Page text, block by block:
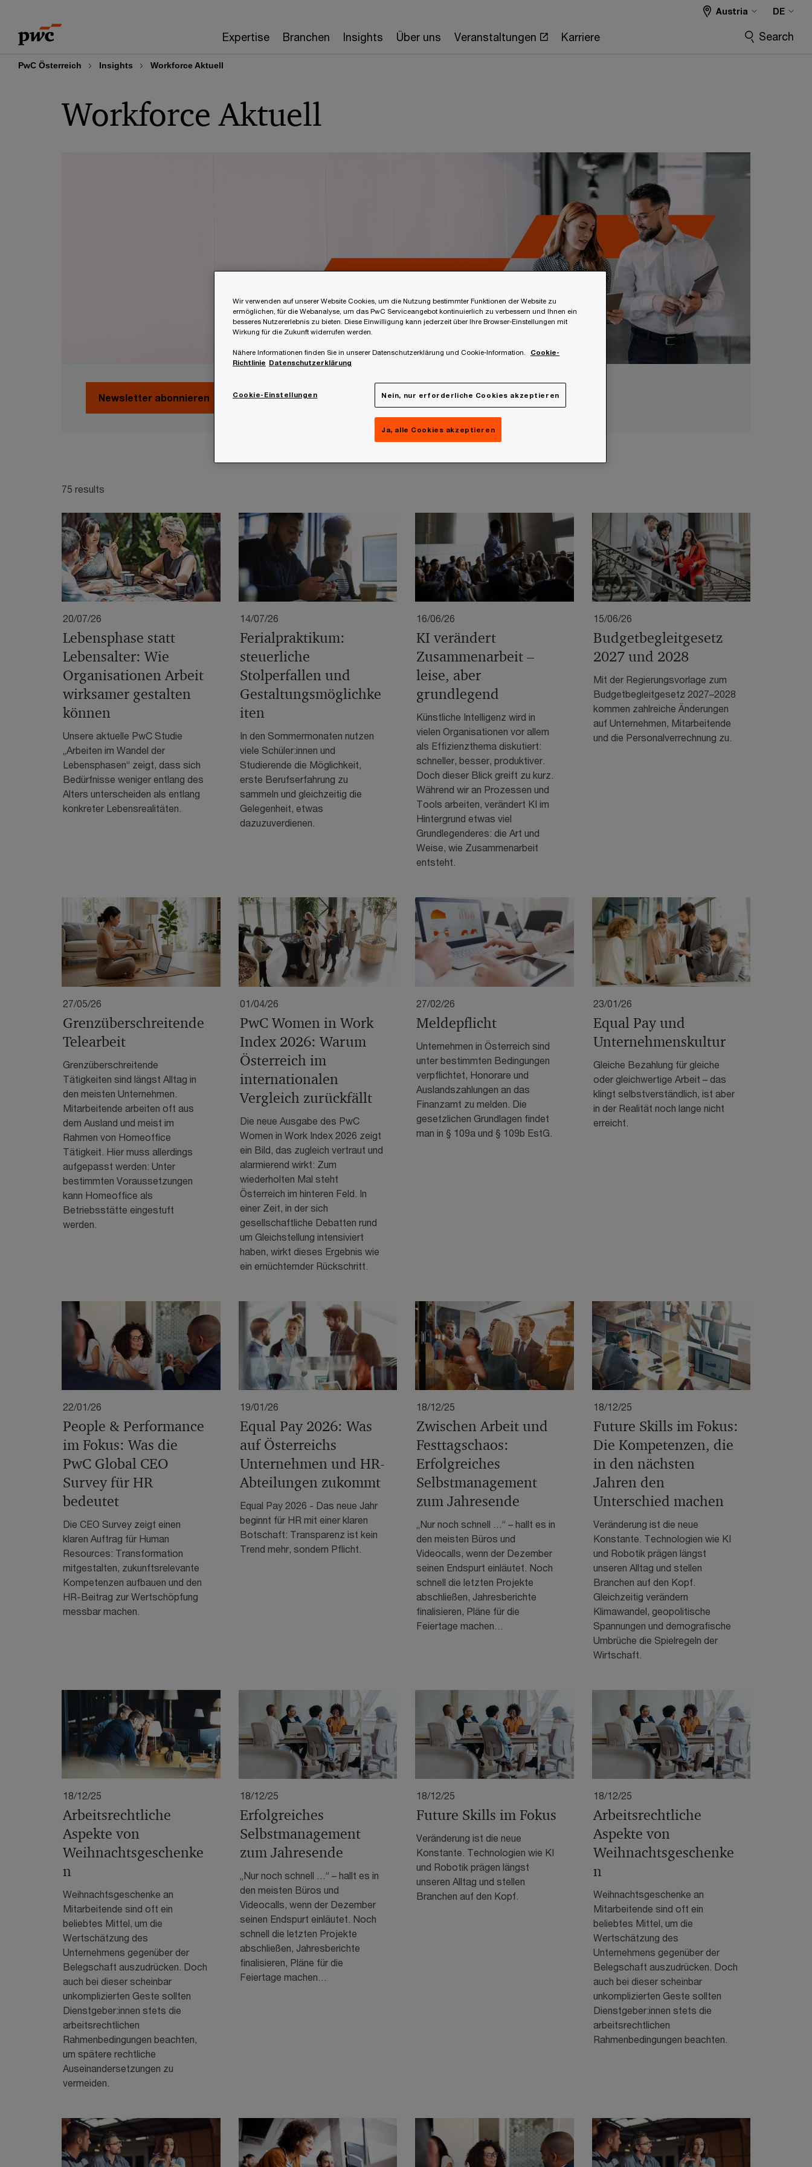
content
footer
Expertise Branchen Insights Über uns Veranstaltungen Karriere
Austria DE
Search
PwC Österreich Insights Workforce Aktuell
Workforce Aktuell
Newsletter abonnieren
75 results
20/07/26
Lebensphase statt
Lebensalter: Wie
Organisationen Arbeit
wirksamer gestalten
können
Unsere aktuelle PwC Studie
„Arbeiten im Wandel der
Lebensphasen“ zeigt, dass sich
Bedürfnisse weniger entlang des
Alters unterscheiden als entlang
konkreter Lebensrealitäten.
14/07/26
Ferialpraktikum:
steuerliche
Stolperfallen und
Gestaltungsmöglichke
iten
In den Sommermonaten nutzen
viele Schüler:innen und
Studierende die Möglichkeit,
erste Berufserfahrung zu
sammeln und gleichzeitig die
Gelegenheit, etwas
dazuzuverdienen.
16/06/26
KI verändert
Zusammenarbeit –
leise, aber
grundlegend
Künstliche Intelligenz wird in
vielen Organisationen vor allem
als Effizienzthema diskutiert:
schneller, besser, produktiver.
Doch dieser Blick greift zu kurz.
Während wir an Prozessen und
Tools arbeiten, verändert KI im
Hintergrund etwas viel
Grundlegenderes: die Art und
Weise, wie Zusammenarbeit
entsteht.
15/06/26
Budgetbegleitgesetz
2027 und 2028
Mit der Regierungsvorlage zum
Budgetbegleitgesetz 2027–2028
kommen zahlreiche Änderungen
auf Unternehmen, Mitarbeitende
und die Personalverrechnung zu.
27/05/26
Grenzüberschreitende
Telearbeit
Grenzüberschreitende
Tätigkeiten sind längst Alltag in
den meisten Unternehmen.
Mitarbeitende arbeiten oft aus
dem Ausland und meist im
Rahmen von Homeoffice
Tätigkeit. Hier muss allerdings
aufgepasst werden: Unter
bestimmten Voraussetzungen
kann Homeoffice als
Betriebsstätte eingestuft
werden.
01/04/26
PwC Women in Work
Index 2026: Warum
Österreich im
internationalen
Vergleich zurückfällt
Die neue Ausgabe des PwC
Women in Work Index 2026 zeigt
ein Bild, das zugleich vertraut und
alarmierend wirkt: Zum
wiederholten Mal steht
Österreich im hinteren Feld. In
einer Zeit, in der sich
gesellschaftliche Debatten rund
um Gleichstellung intensiviert
haben, wirkt dieses Ergebnis wie
ein ernüchternder Rückschritt.
27/02/26
Meldepflicht
Unternehmen in Österreich sind
unter bestimmten Bedingungen
verpflichtet, Honorare und
Auslandszahlungen an das
Finanzamt zu melden. Die
gesetzlichen Grundlagen findet
man in § 109a und § 109b EstG.
23/01/26
Equal Pay und
Unternehmenskultur
Gleiche Bezahlung für gleiche
oder gleichwertige Arbeit – das
klingt selbstverständlich, ist aber
in der Realität noch lange nicht
erreicht.
22/01/26
People & Performance
im Fokus: Was die
PwC Global CEO
Survey für HR
bedeutet
Die CEO Survey zeigt einen
klaren Auftrag für Human
Resources: Transformation
mitgestalten, zukunftsrelevante
Kompetenzen aufbauen und den
HR-Beitrag zur Wertschöpfung
messbar machen.
19/01/26
Equal Pay 2026: Was
auf Österreichs
Unternehmen und HR-
Abteilungen zukommt
Equal Pay 2026 - Das neue Jahr
beginnt für HR mit einer klaren
Botschaft: Transparenz ist kein
Trend mehr, sondern Pflicht.
18/12/25
Zwischen Arbeit und
Festtagschaos:
Erfolgreiches
Selbstmanagement
zum Jahresende
„Nur noch schnell …“ – hallt es in
den meisten Büros und
Videocalls, wenn der Dezember
seinen Endspurt einläutet. Noch
schnell die letzten Projekte
abschließen, Jahresberichte
finalisieren, Pläne für die
Feiertage machen…
18/12/25
Future Skills im Fokus:
Die Kompetenzen, die
in den nächsten
Jahren den
Unterschied machen
Veränderung ist die neue
Konstante. Technologien wie KI
und Robotik prägen längst
unseren Alltag und stellen
Branchen auf den Kopf.
Gleichzeitig verändern
Klimawandel, geopolitische
Spannungen und demografische
Umbrüche die Spielregeln der
Wirtschaft.
18/12/25
Arbeitsrechtliche
Aspekte von
Weihnachtsgeschenke
n
Weihnachtsgeschenke an
Mitarbeitende sind oft ein
beliebtes Mittel, um die
Wertschätzung des
Unternehmens gegenüber der
Belegschaft auszudrücken. Doch
auch bei dieser scheinbar
unkomplizierten Geste sollten
Dienstgeber:innen stets die
arbeitsrechtlichen
Rahmenbedingungen beachten,
um spätere rechtliche
Auseinandersetzungen zu
vermeiden.
18/12/25
Erfolgreiches
Selbstmanagement
zum Jahresende
„Nur noch schnell …“ – hallt es in
den meisten Büros und
Videocalls, wenn der Dezember
seinen Endspurt einläutet. Noch
schnell die letzten Projekte
abschließen, Jahresberichte
finalisieren, Pläne für die
Feiertage machen…
18/12/25
Future Skills im Fokus
Veränderung ist die neue
Konstante. Technologien wie KI
und Robotik prägen längst
unseren Alltag und stellen
Branchen auf den Kopf.
18/12/25
Arbeitsrechtliche
Aspekte von
Weihnachtsgeschenke
n
Weihnachtsgeschenke an
Mitarbeitende sind oft ein
beliebtes Mittel, um die
Wertschätzung des
Unternehmens gegenüber der
Belegschaft auszudrücken. Doch
auch bei dieser scheinbar
unkomplizierten Geste sollten
Dienstgeber:innen stets die
arbeitsrechtlichen
Rahmenbedingungen beachten.
Wir verwenden auf unserer Website Cookies, um die Nutzung bestimmter Funktionen der Website zu
ermöglichen, für die Webanalyse, um das PwC Serviceangebot kontinuierlich zu verbessern und Ihnen ein
besseres Nutzererlebnis zu bieten. Diese Einwilligung kann jederzeit über Ihre Browser-Einstellungen mit
Wirkung für die Zukunft widerrufen werden.
Nähere Informationen finden Sie in unserer Datenschutzerklärung und Cookie-Information.
Cookie-
Richtlinie Datenschutzerklärung
Cookie-Einstellungen Nein, nur erforderliche Cookies akzeptieren
Ja, alle Cookies akzeptieren